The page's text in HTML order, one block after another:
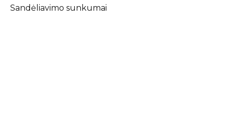
Sandėliavimo sunkumai